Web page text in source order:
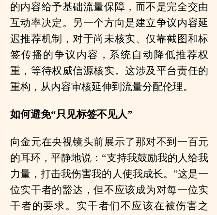
的内容给予基础流量保障，而不是完全交由
互动率决定。另一个方向是建立争议内容延
迟推荐机制，对于尚未核实、仅靠截图和标
签传播的争议内容，系统自动降低推荐权
重，等待权威信源核实。这涉及平台责任的
重构，从内容审核延伸到流量分配伦理。
如何避免“只见标签不见人”
向金元在央视镜头前展示了那对不到一百元
的耳环，平静地说：“支持我鼓励我的人给我
力量，打击我伤害我的人使我成长。”这是一
位实干者的豁达，但不应该成为对每一位实
干者的要求。实干者们不应该在被伤害之